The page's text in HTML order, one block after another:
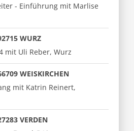
- Einführung mit Marlise
WURZ
mit Uli Reber, Wurz
WEISKIRCHEN
mit Katrin Reinert,
VERDEN